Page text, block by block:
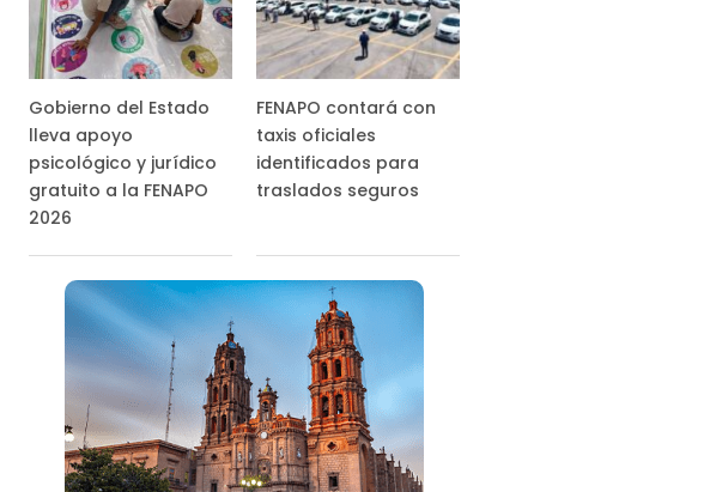
Gobierno del Estado
lleva apoyo
psicológico y jurídico
gratuito a la FENAPO
2026
FENAPO contará con
taxis oficiales
identificados para
traslados seguros